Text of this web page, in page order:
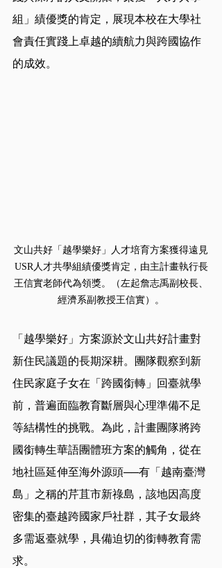
組」績優獎的肯定，展現本校在大學社
會責任實踐上卓越的續航力與跨國協作
的成效。
文山共好「越學樂好」人才培育方案獲得遠見
USR人才共學組績優獎肯定，由主計畫執行長
王信實老師代為領獎。（左起詹志禹副校長、
經濟系副教授王信實）。
「越學樂好」方案源於文山共好計畫對
新住民議題的長期深耕。團隊觀察到新
住民家庭子女在「跨國銜轉」回臺就學
前，普遍面臨教育斷層與心理準備不足
等結構性的挑戰。為此，計畫團隊將跨
國銜轉生華語團體班方案的觸角，從在
地社區延伸至海外源頭──有「越南臺灣
島」之稱的芹苴市新祿島，該地因高度
密集的臺越跨國家戶社群，其子女最終
多需返臺就學，具備迫切的銜轉教育需
求。